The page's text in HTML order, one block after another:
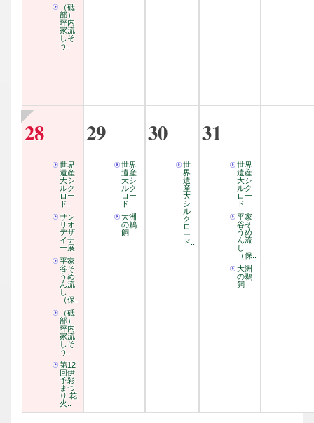
（砥
部）
坪内
家流
しそ
う..
28
世界
遺産
大シ
ルク
ロー
ド..
サン
リオ
デザ
イナ
ー展
平家
谷そ
うめ
ん流
し
（保..
（砥
部）
坪内
家流
しそ
う..
第12
回伊
予彩
まつ
り 花
火..
29
世界
遺産
大シ
ルク
ロー
ド..
大洲
の鵜
飼
30
世
界
遺
産
大
シ
ル
ク
ロ
ー
ド..
31
世界
遺産
大シ
ルク
ロー
ド..
平家
谷そ
うめ
ん流
し
（保..
大洲
の鵜
飼